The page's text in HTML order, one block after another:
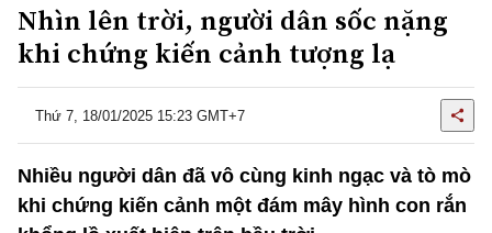
Nhìn lên trời, người dân sốc nặng
khi chứng kiến cảnh tượng lạ
Thứ 7, 18/01/2025 15:23 GMT+7
Nhiều người dân đã vô cùng kinh ngạc và tò mò
khi chứng kiến cảnh một đám mây hình con rắn